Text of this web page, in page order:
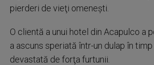
pierderi de vieţi omeneşti.
O clientă a unui hotel din Acapulco a
a ascuns speriată într-un dulap în
devastată de forţa furtunii.